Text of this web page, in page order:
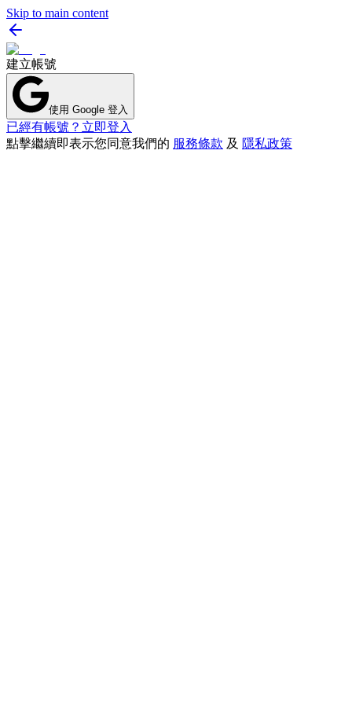
Skip to main content
建立帳號
使用 Google 登入
已經有帳號？立即登入
點擊繼續即表示您同意我們的 服務條款 及 隱私政策